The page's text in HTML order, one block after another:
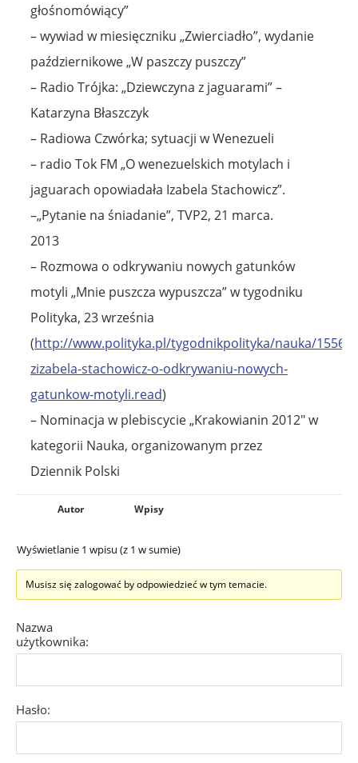
głośnomówiący”
– wywiad w miesięczniku „Zwierciadło”, wydanie
październikowe „W paszczy puszczy”
– Radio Trójka: „Dziewczyna z jaguarami” –
Katarzyna Błaszczyk
– Radiowa Czwórka; sytuacji w Wenezueli
– radio Tok FM „O wenezuelskich motylach i
jaguarach opowiadała Izabela Stachowicz”.
–„Pytanie na śniadanie”, TVP2, 21 marca.
2013
– Rozmowa o odkrywaniu nowych gatunków
motyli „Mnie puszcza wypuszcza” w tygodniku
Polityka, 23 września
(http://www.polityka.pl/tygodnikpolityka/nauka/
zizabela-stachowicz-o-odkrywaniu-nowych-
gatunkow-motyli.read)
– Nominacja w plebiscycie „Krakowianin 2012″ w
kategorii Nauka, organizowanym przez
Dziennik Polski
Autor Wpisy
Wyświetlanie 1 wpisu (z 1 w sumie)
Musisz się zalogować by odpowiedzieć w tym temacie.
Nazwa
użytkownika:
Hasło: